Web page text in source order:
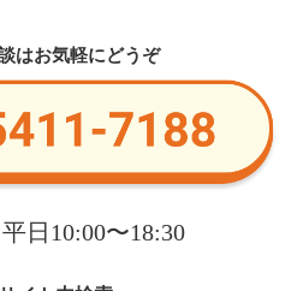
はお気軽にどうぞ
日10:00〜18:30